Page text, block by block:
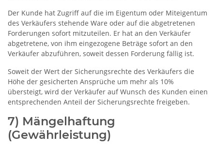
Der Kunde hat Zugriff auf die im Eigentum oder Miteigentum
des Verkäufers stehende Ware oder auf die abgetretenen
Forderungen sofort mitzuteilen. Er hat an den Verkäufer
abgetretene, von ihm eingezogene Beträge sofort an den
Verkäufer abzuführen, soweit dessen Forderung fällig ist.
Soweit der Wert der Sicherungsrechte des Verkäufers die
Höhe der gesicherten Ansprüche um mehr als 10%
übersteigt, wird der Verkäufer auf Wunsch des Kunden einen
entsprechenden Anteil der Sicherungsrechte freigeben.
7) Mängelhaftung
(Gewährleistung)